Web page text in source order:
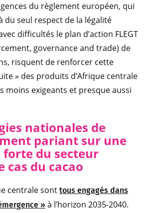
du règlement européen, qui
du seul respect de la légalité
difficultés le plan d’action FLEGT
governance and trade) de
risquent de renforcer cette
» des produits d’Afrique centrale
moins exigeants et presque aussi
s nationales de
pariant sur une
forte du secteur
cas du cacao
centrale sont tous engagés dans
» à l’horizon 2035-2040.